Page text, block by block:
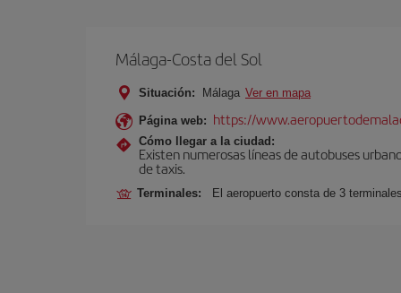
Málaga-Costa del Sol
Situación: Málaga Ver en mapa
Página web: https://
Cómo llegar a la ciudad:
Existen numerosas líneas de autobuses
de taxis.
Terminales: El aeropuerto consta de 3